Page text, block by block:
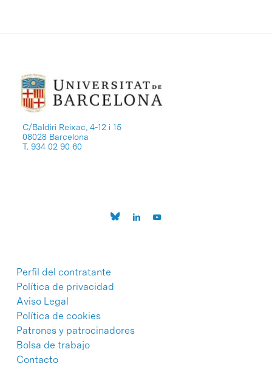
C/Baldiri Reixac, 4-12 i 15
08028 Barcelona
T. 934 02 90 60
Perfil del contratante
Política de privacidad
Aviso Legal
Política de cookies
Patrones y patrocinadores
Bolsa de trabajo
Contacto